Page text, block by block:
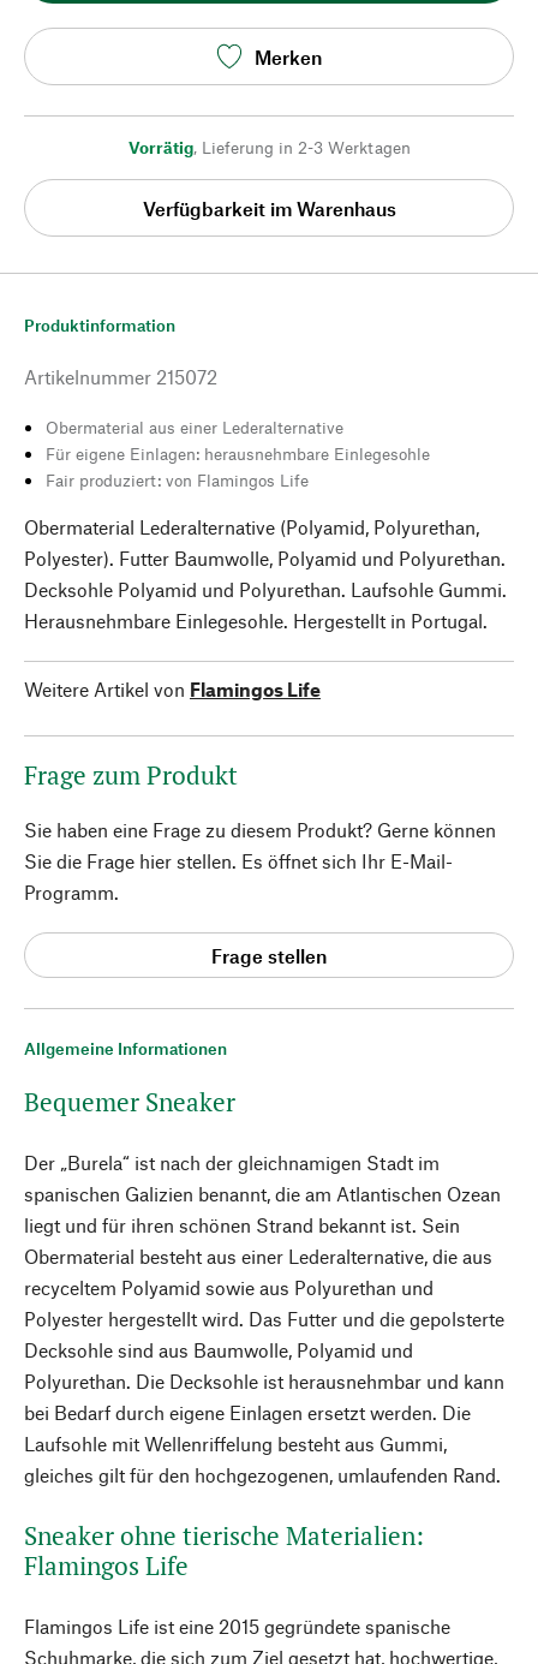
Merken
Vorrätig, Lieferung in 2-3 Werktagen
Verfügbarkeit im Warenhaus
Allgemeine Informationen
Bequemer Sneaker
Der „Burela“ ist nach der gleichnamigen Stadt im
spanischen Galizien benannt, die am Atlantischen Ozean
liegt und für ihren schönen Strand bekannt ist. Sein
Obermaterial besteht aus einer Lederalternative, die aus
recyceltem Polyamid sowie aus Polyurethan und
Polyester hergestellt wird. Das Futter und die gepolsterte
Decksohle sind aus Baumwolle, Polyamid und
Polyurethan. Die Decksohle ist herausnehmbar und kann
bei Bedarf durch eigene Einlagen ersetzt werden. Die
Laufsohle mit Wellenriffelung besteht aus Gummi,
gleiches gilt für den hochgezogenen, umlaufenden Rand.
Sneaker ohne tierische Materialien:
Flamingos Life
Flamingos Life ist eine 2015 gegründete spanische
Schuhmarke, die sich zum Ziel gesetzt hat, hochwertige,
Produktinformation
Artikelnummer 215072
Obermaterial aus einer Lederalternative
Für eigene Einlagen: herausnehmbare Einlegesohle
Fair produziert: von Flamingos Life
Obermaterial Lederalternative (Polyamid, Polyurethan,
Polyester). Futter Baumwolle, Polyamid und Polyurethan.
Decksohle Polyamid und Polyurethan. Laufsohle Gummi.
Herausnehmbare Einlegesohle. Hergestellt in Portugal.
Weitere Artikel von Flamingos Life
Frage zum Produkt
Sie haben eine Frage zu diesem Produkt? Gerne können
Sie die Frage hier stellen. Es öffnet sich Ihr E-Mail-
Programm.
Frage stellen